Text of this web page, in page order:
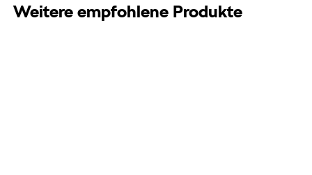
Weitere empfohlene Produkte